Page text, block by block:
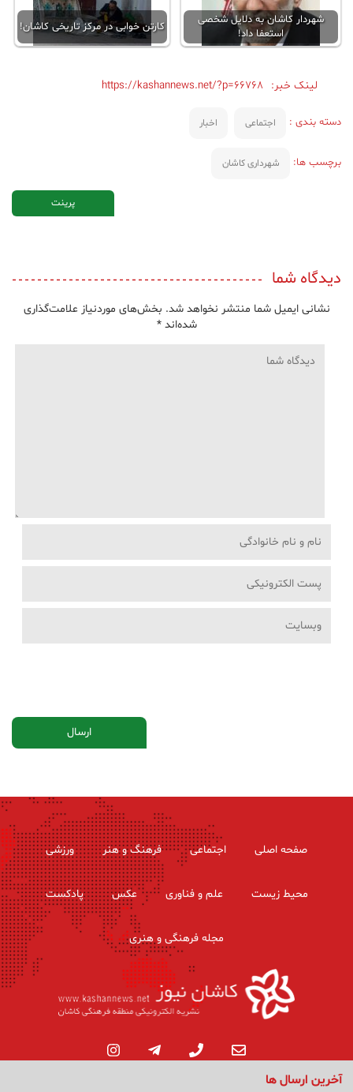
شهردار کاشان به دلایل شخصی
استعفا داد!
کارتن خوابی در مرکز تاریخی کاشان!
لینک خبر: https://kashannews.net/?p=66768
دسته بندی : اجتماعی اخبار
برچسب ها: شهرداری کاشان
پرینت
دیدگاه شما
نشانی ایمیل شما منتشر نخواهد شد. بخش‌های موردنیاز علامت‌گذاری
شده‌اند*
آخرین ارسال ها
صفحه اصلی اجتماعی فرهنگ و هنر ورزشی
محیط زیست علم و فناوری عکس پادکست
مجله فرهنگی و هنری